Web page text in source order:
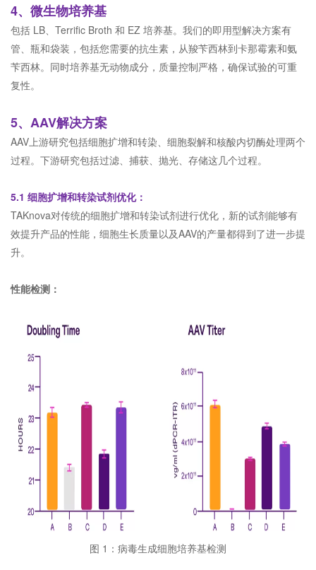
4、微生物培养基
包括 LB、Terrific Broth 和 EZ 培养基。我们的即用型解决方案有
管、瓶和袋装，包括您需要的抗生素，从羧苄西林到卡那霉素和氨
苄西林。同时培养基无动物成分，质量控制严格，确保试验的可重
复性。
5、AAV解决方案
AAV上游研究包括细胞扩增和转染、细胞裂解和核酸内切酶处理两个
过程。下游研究包括过滤、捕获、抛光、存储这几个过程。
5.1 细胞扩增和转染试剂优化：
TAKnova对传统的细胞扩增和转染试剂进行优化，新的试剂能够有
效提升产品的性能，细胞生长质量以及AAV的产量都得到了进一步提
升。
性能检测：
图 1：病毒生成细胞培养基检测